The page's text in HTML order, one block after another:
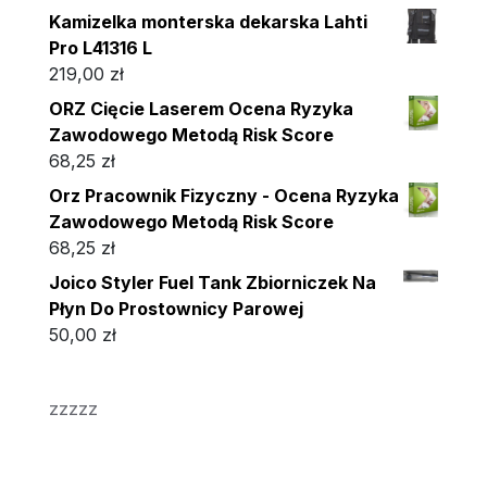
Kamizelka monterska dekarska Lahti
Pro L41316 L
219,00 zł
ORZ Cięcie Laserem Ocena Ryzyka
Zawodowego Metodą Risk Score
68,25 zł
Orz Pracownik Fizyczny - Ocena Ryzyka
Zawodowego Metodą Risk Score
68,25 zł
Joico Styler Fuel Tank Zbiorniczek Na
Płyn Do Prostownicy Parowej
50,00 zł
zzzzz